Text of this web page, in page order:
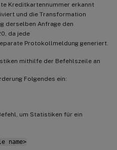
Kreditkartennummer erkannt
und die Transformation
derselben Anfrage den
da jede
Protokollmeldung generiert.
mithilfe der Befehlszeile an
Folgendes ein:
um Statistiken für ein